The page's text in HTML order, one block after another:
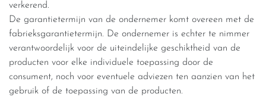
verkerend.
De garantietermijn van de ondernemer komt overeen met de
fabrieksgarantietermijn. De ondernemer is echter te nimmer
verantwoordelijk voor de uiteindelijke geschiktheid van de
producten voor elke individuele toepassing door de
consument, noch voor eventuele adviezen ten aanzien van het
gebruik of de toepassing van de producten.